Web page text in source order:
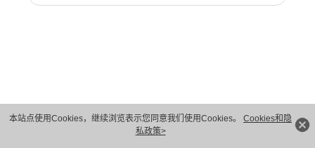
本站点使用Cookies，继续浏览表示您同意我们使用Cookies。 Cookies和隐
私政策>
版权所有 © 华为技术有限公司 1998-2026。 保留一切权利。粤A2-20044005号
隐私保护
法律声明